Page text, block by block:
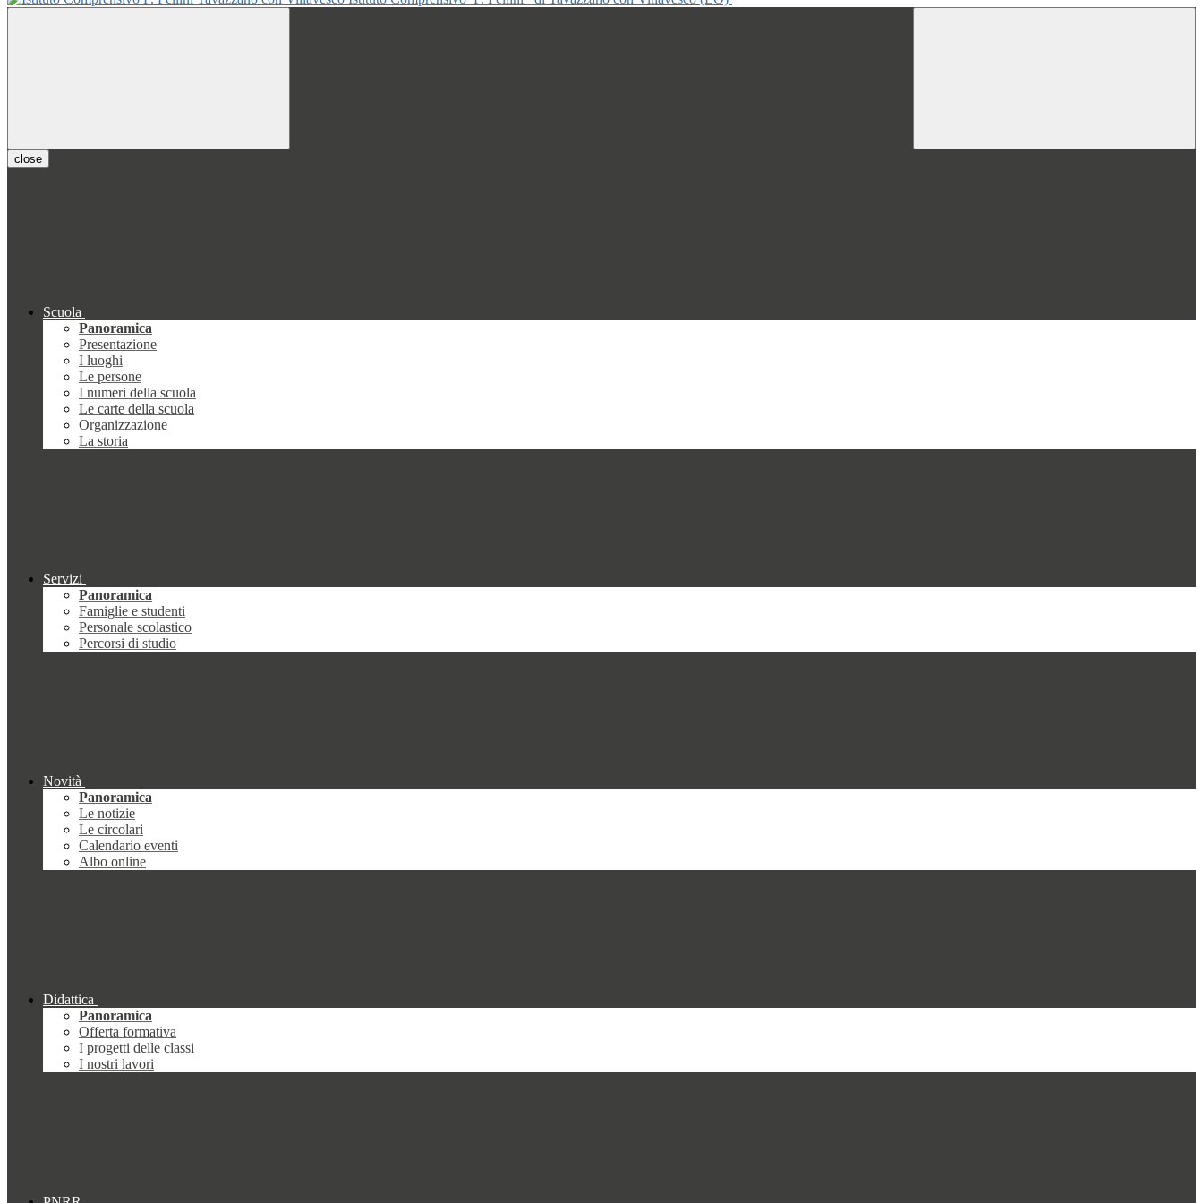
close
Scuola
Panoramica
Presentazione
I luoghi
Le persone
I numeri della scuola
Le carte della scuola
Organizzazione
La storia
Servizi
Panoramica
Famiglie e studenti
Personale scolastico
Percorsi di studio
Novità
Panoramica
Le notizie
Le circolari
Calendario eventi
Albo online
Didattica
Panoramica
Offerta formativa
I progetti delle classi
I nostri lavori